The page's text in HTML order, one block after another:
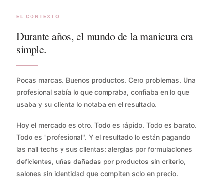
EL CONTEXTO
Durante años, el mundo de la manicura era
simple.
Pocas marcas. Buenos productos. Cero problemas. Una
profesional sabía lo que compraba, confiaba en lo que
usaba y su clienta lo notaba en el resultado.
Hoy el mercado es otro. Todo es rápido. Todo es barato.
Todo es "profesional". Y el resultado lo están pagando
las nail techs y sus clientas: alergias por formulaciones
deficientes, uñas dañadas por productos sin criterio,
salones sin identidad que compiten solo en precio.